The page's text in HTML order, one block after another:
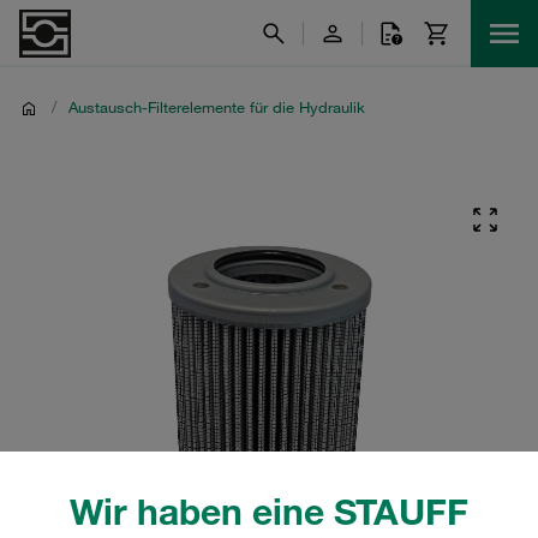
Wir haben eine STAUFF
/ Austausch-Filterelemente für die Hydraulik